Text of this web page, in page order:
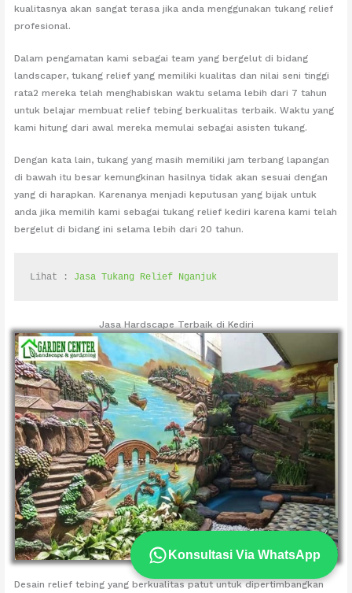
kualitasnya akan sangat terasa jika anda menggunakan tukang relief
profesional.
Dalam pengamatan kami sebagai team yang bergelut di bidang
landscaper, tukang relief yang memiliki kualitas dan nilai seni tinggi
rata2 mereka telah menghabiskan waktu selama lebih dari 7 tahun
untuk belajar membuat relief tebing berkualitas terbaik. Waktu yang
kami hitung dari awal mereka memulai sebagai asisten tukang.
Dengan kata lain, tukang yang masih memiliki jam terbang lapangan
di bawah itu besar kemungkinan hasilnya tidak akan sesuai dengan
yang di harapkan. Karenanya menjadi keputusan yang bijak untuk
anda jika memilih kami sebagai tukang relief kediri karena kami telah
bergelut di bidang ini selama lebih dari 20 tahun.
Lihat : Jasa Tukang Relief Nganjuk
Jasa Hardscape Terbaik di Kediri
Desain relief tebing yang berkualitas patut untuk dipertimbangkan
Konsultasi Via WhatsApp